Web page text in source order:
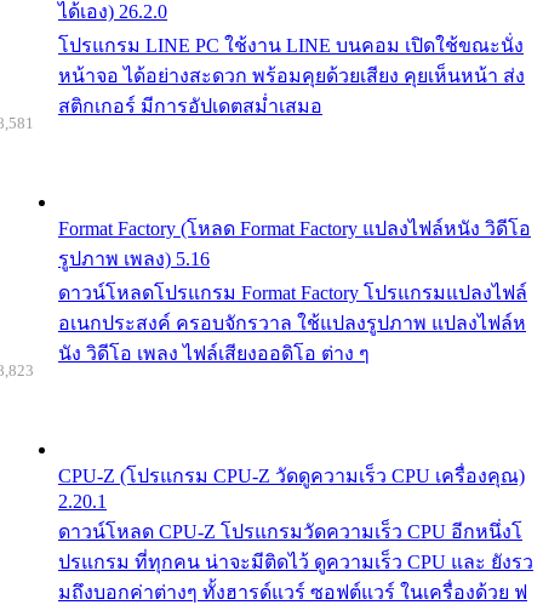
ได้เอง) 26.2.0
โปรแกรม LINE PC ใช้งาน LINE บนคอม เปิดใช้ขณะนั่ง
หน้าจอ ได้อย่างสะดวก พร้อมคุยด้วยเสียง คุยเห็นหน้า ส่ง
สติกเกอร์ มีการอัปเดตสม่ำเสมอ
Format Factory (โหลด Format Factory แปลงไฟล์หนัง วิดีโอ
รูปภาพ เพลง) 5.16
ดาวน์โหลดโปรแกรม Format Factory โปรแกรมแปลงไฟล์
อเนกประสงค์ ครอบจักรวาล ใช้แปลงรูปภาพ แปลงไฟล์ห
นัง วิดีโอ เพลง ไฟล์เสียงออดิโอ ต่าง ๆ
CPU-Z (โปรแกรม CPU-Z วัดดูความเร็ว CPU เครื่องคุณ)
2.20.1
ดาวน์โหลด CPU-Z โปรแกรมวัดความเร็ว CPU อีกหนึ่งโ
ปรแกรม ที่ทุกคน น่าจะมีติดไว้ ดูความเร็ว CPU และ ยังรว
มถึงบอกค่าต่างๆ ทั้งฮารด์แวร์ ซอฟต์แวร์ ในเครื่องด้วย ฟ